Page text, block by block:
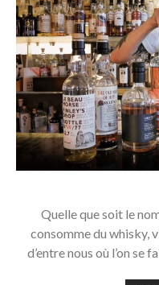
Quelle que soit le
consomme du whisky,
d’entre nous où l’on se